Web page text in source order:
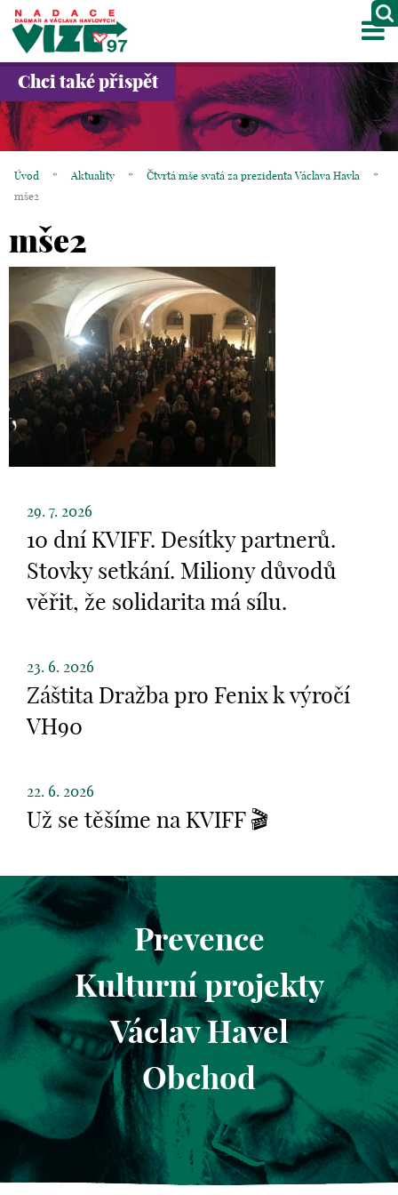
O NÁS
PROJEKTY
GALERIE
KONTAKTY
OBCHOD
KOŠÍK
EN
Chci také přispět
Úvod * Aktuality * Čtvrtá mše svatá za prezidenta Václava Havla
*
mše2
mše2
29. 7. 2026
10 dní KVIFF. Desítky partnerů.
Stovky setkání. Miliony důvodů
věřit, že solidarita má sílu.
23. 6. 2026
Záštita Dražba pro Fenix k výročí
VH90
22. 6. 2026
Už se těšíme na KVIFF 🎬
Prevence
Kulturní projekty
Václav Havel
Obchod